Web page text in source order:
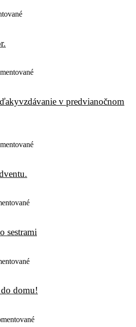
v predvianočnom
sestrami
domu!